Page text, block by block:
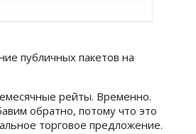
публичных пакетов на
рейты. Временно.
обратно, потому что это
торговое предложение.